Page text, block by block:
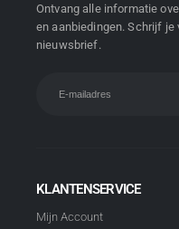
Ontvang alle informatie
en aanbiedingen. Schrijf je
nieuwsbrief.
KLANTENSERVICE
Mijn Account